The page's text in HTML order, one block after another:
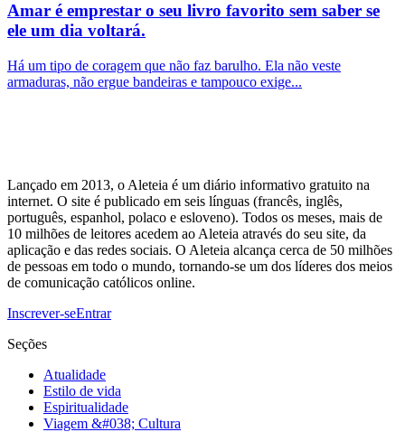
Amar é emprestar o seu livro favorito sem saber se
ele um dia voltará.
Há um tipo de coragem que não faz barulho. Ela não veste
armaduras, não ergue bandeiras e tampouco exige...
Lançado em 2013, o Aleteia é um diário informativo gratuito na
internet. O site é publicado em seis línguas (francês, inglês,
português, espanhol, polaco e esloveno). Todos os meses, mais de
10 milhões de leitores acedem ao Aleteia através do seu site, da
aplicação e das redes sociais. O Aleteia alcança cerca de 50 milhões
de pessoas em todo o mundo, tornando-se um dos líderes dos meios
de comunicação católicos online.
Inscrever-seEntrar
Seções
Atualidade
Estilo de vida
Espiritualidade
Viagem &#038; Cultura